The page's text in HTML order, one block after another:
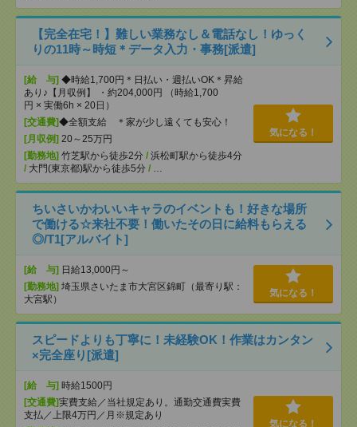
【完全在宅！】難しい業務なし＆電話なし！ゆっく
りの11時～時短＊データ入力・事務[派遣]
[給 与] ◆時給1,700円＊日払い・週払いOK＊昇給
あり♪【月収例】 ・約204,000円 （時給1,700
円 × 実働6h × 20日）
[交通費]◆全額支給 ＊家が少し遠くても安心！
[月収例] 20～25万円
[勤務地] 竹芝駅から徒歩2分 / 浜松町駅から徒歩4分
/ 大門(東京都)駅から徒歩5分 / …
気になる！
ちいさいかわいいキャラのイベントも！好きな場所
で働ける☆来社不要！働いたその日に給料もらえる
◎/T1[アルバイト]
[給 与] 日給13,000円～
[勤務地] 埼玉県さいたま市大宮区錦町（最寄り駅：
大宮駅）
気になる！
スピードよりも丁寧に！未経験OK！作業はカンタン
×完全座り[派遣]
[給 与] 時給1500円
[交通費]実費支給／当社規定あり。通勤交通費実費
支払／上限4万円／月※規定あり
気になる！